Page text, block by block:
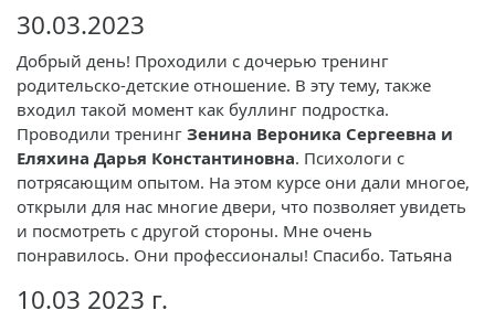
30.03.2023
Добрый день! Проходили с дочерью тренинг
родительско-детские отношение. В эту тему, также
входил такой момент как буллинг подростка.
Проводили тренинг Зенина Вероника Сергеевна и
Еляхина Дарья Константиновна. Психологи с
потрясающим опытом. На этом курсе они дали многое,
открыли для нас многие двери, что позволяет увидеть
и посмотреть с другой стороны. Мне очень
понравилось. Они профессионалы! Спасибо. Татьяна
10.03 2023 г.